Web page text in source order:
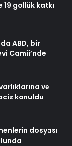
19 gollük katkı
ABD, bir
Camii’nde
ve
konuldu
dosyası